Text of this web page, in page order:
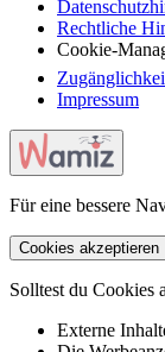
Rechtliche
Cookie-
Impressum
Für eine bessere
Cookies akzeptieren
Solltest du Cookies
Externe